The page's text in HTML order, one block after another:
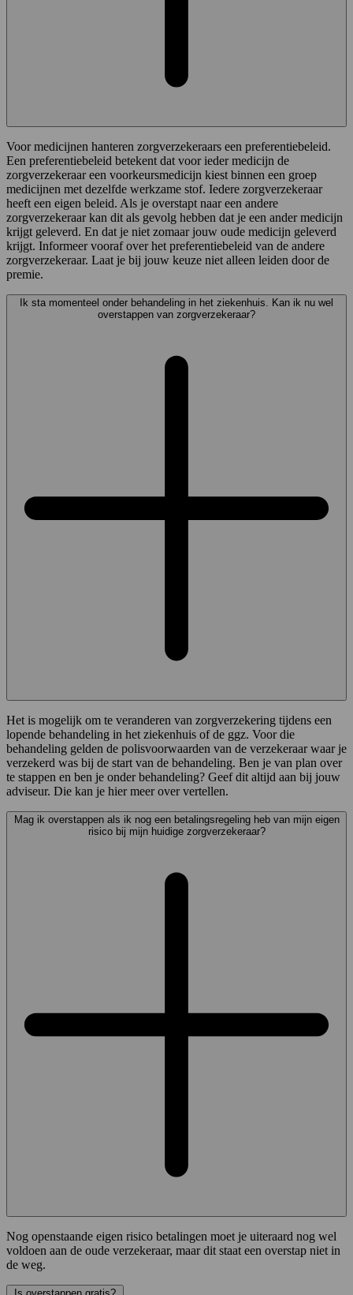
Voor medicijnen hanteren zorgverzekeraars een preferentiebeleid.
Een preferentiebeleid betekent dat voor ieder medicijn de
zorgverzekeraar een voorkeursmedicijn kiest binnen een groep
medicijnen met dezelfde werkzame stof. Iedere zorgverzekeraar
heeft een eigen beleid. Als je overstapt naar een andere
zorgverzekeraar kan dit als gevolg hebben dat je een ander medicijn
krijgt geleverd. En dat je niet zomaar jouw oude medicijn geleverd
krijgt. Informeer vooraf over het preferentiebeleid van de andere
zorgverzekeraar. Laat je bij jouw keuze niet alleen leiden door de
premie.
Ik sta momenteel onder behandeling in het ziekenhuis. Kan ik nu wel
overstappen van zorgverzekeraar?
Het is mogelijk om te veranderen van zorgverzekering tijdens een
lopende behandeling in het ziekenhuis of de ggz. Voor die
behandeling gelden de polisvoorwaarden van de verzekeraar waar je
verzekerd was bij de start van de behandeling. Ben je van plan over
te stappen en ben je onder behandeling? Geef dit altijd aan bij jouw
adviseur. Die kan je hier meer over vertellen.
Mag ik overstappen als ik nog een betalingsregeling heb van mijn eigen
risico bij mijn huidige zorgverzekeraar?
Nog openstaande eigen risico betalingen moet je uiteraard nog wel
voldoen aan de oude verzekeraar, maar dit staat een overstap niet in
de weg.